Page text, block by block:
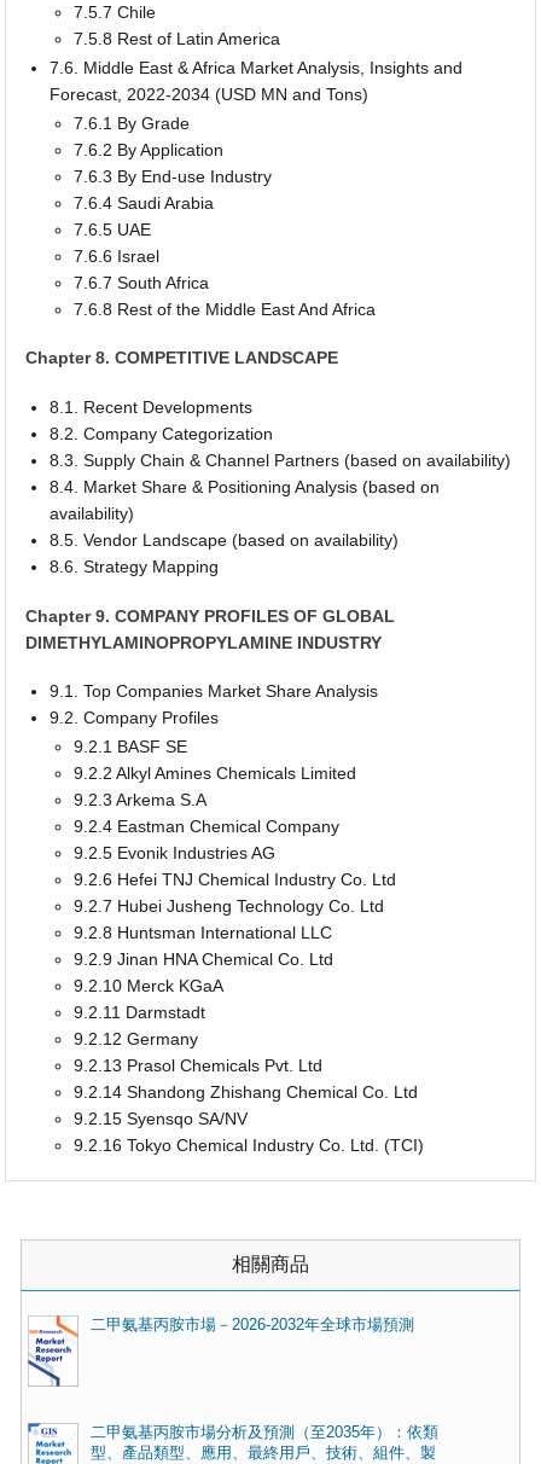
7.5.7 Chile
7.5.8 Rest of Latin America
7.6. Middle East & Africa Market Analysis, Insights and
Forecast, 2022-2034 (USD MN and Tons)
7.6.1 By Grade
7.6.2 By Application
7.6.3 By End-use Industry
7.6.4 Saudi Arabia
7.6.5 UAE
7.6.6 Israel
7.6.7 South Africa
7.6.8 Rest of the Middle East And Africa
Chapter 8. COMPETITIVE LANDSCAPE
8.1. Recent Developments
8.2. Company Categorization
8.3. Supply Chain & Channel Partners (based on availability)
8.4. Market Share & Positioning Analysis (based on
availability)
8.5. Vendor Landscape (based on availability)
8.6. Strategy Mapping
Chapter 9. COMPANY PROFILES OF GLOBAL
DIMETHYLAMINOPROPYLAMINE INDUSTRY
9.1. Top Companies Market Share Analysis
9.2. Company Profiles
9.2.1 BASF SE
9.2.2 Alkyl Amines Chemicals Limited
9.2.3 Arkema S.A
9.2.4 Eastman Chemical Company
9.2.5 Evonik Industries AG
9.2.6 Hefei TNJ Chemical Industry Co. Ltd
9.2.7 Hubei Jusheng Technology Co. Ltd
9.2.8 Huntsman International LLC
9.2.9 Jinan HNA Chemical Co. Ltd
9.2.10 Merck KGaA
9.2.11 Darmstadt
9.2.12 Germany
9.2.13 Prasol Chemicals Pvt. Ltd
9.2.14 Shandong Zhishang Chemical Co. Ltd
9.2.15 Syensqo SA/NV
9.2.16 Tokyo Chemical Industry Co. Ltd. (TCI)
相關商品
二甲氨基丙胺市場－2026-2032年全球市場預測
二甲氨基丙胺市場分析及預測（至2035年）：依類
型、產品類型、應用、最終用戶、技術、組件、製